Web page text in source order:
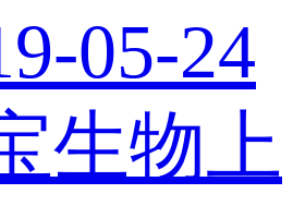
05-24
生物上